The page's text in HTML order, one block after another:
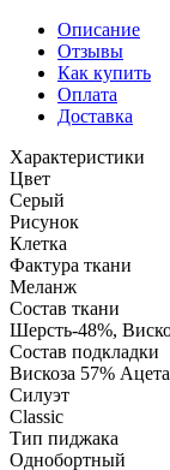
Описание
Отзывы
Как купить
Оплата
Доставка
Характеристики
Цвет
Серый
Рисунок
Клетка
Фактура ткани
Меланж
Состав ткани
Шерсть-48%,
Состав подкладки
Вискоза 57%
Силуэт
Classic
Тип пиджака
Однобортный